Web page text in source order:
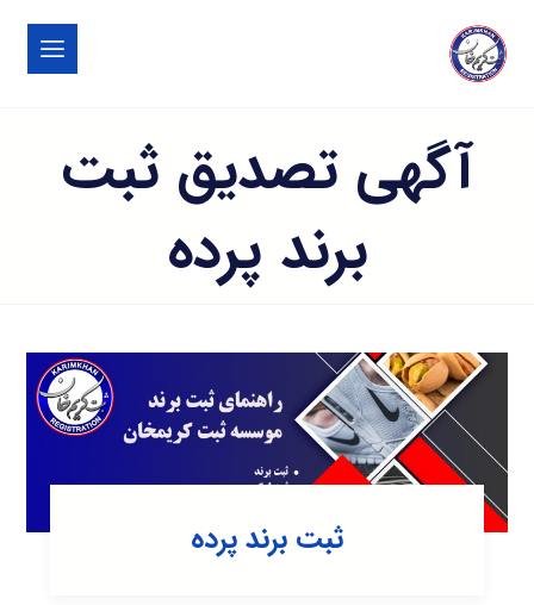
آگهی تصدیق ثبت
برند پرده
ثبت برند پرده